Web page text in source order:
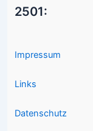
2501:
Impressum
Links
Datenschutz